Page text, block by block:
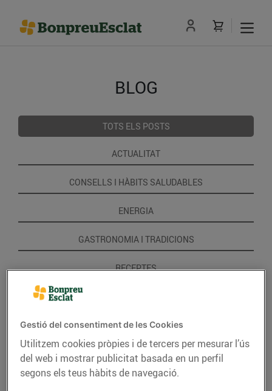
BLOG
TOTS ELS POSTS
ACTUALITAT
CONSELLS I HÀBITS SALUDABLES
ENERGIA
GASTRONOMIA I TRADICIONS
RECEPTES
Gestió del consentiment de les Cookies
Utilitzem cookies pròpies i de tercers per mesurar l’ús
del web i mostrar publicitat basada en un perfil
segons els teus hàbits de navegació.